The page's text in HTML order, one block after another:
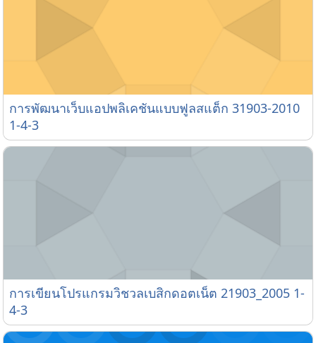
การพัฒนาเว็บแอปพลิเคชันแบบฟูลสแต็ก 31903-2010 1-
การพัฒนาเว็บแอปพลิเคชันแบบฟูลสแต็ก 31903-2010
1-4-3
การเขียนโปรแกรมวิชวลเบสิกดอตเน็ต 21903_2005 1-
การเขียนโปรแกรมวิชวลเบสิกดอตเน็ต 21903_2005 1-
4-3